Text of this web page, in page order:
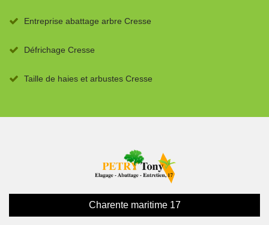
Entreprise abattage arbre Cresse
Défrichage Cresse
Taille de haies et arbustes Cresse
Charente maritime 17